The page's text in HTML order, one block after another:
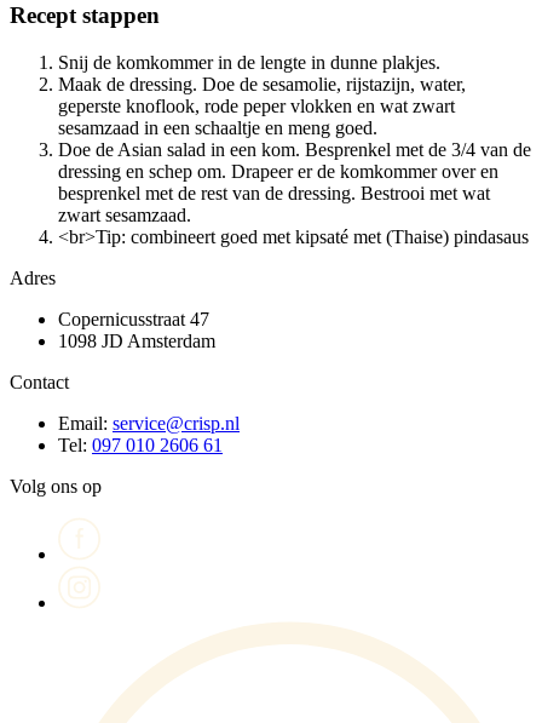
Recept stappen
Snij de komkommer in de lengte in dunne plakjes.
Maak de dressing. Doe de sesamolie, rijstazijn, water,
geperste knoflook, rode peper vlokken en wat zwart
sesamzaad in een schaaltje en meng goed.
Doe de Asian salad in een kom. Besprenkel met de 3/4 van de
dressing en schep om. Drapeer er de komkommer over en
besprenkel met de rest van de dressing. Bestrooi met wat
zwart sesamzaad.
<br>Tip: combineert goed met kipsaté met (Thaise) pindasaus
Adres
Copernicusstraat 47
1098 JD Amsterdam
Contact
Email: service@crisp.nl
Tel: 097 010 2606 61
Volg ons op